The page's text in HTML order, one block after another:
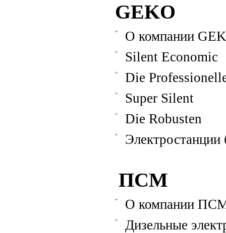
GEKO
О компании
Silent Economic
Die
Super Silent
Die Robusten
ПСМ
О компании
Дизельные